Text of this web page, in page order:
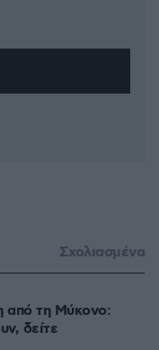
Σχολιασμένα
από τη Μύκονο:
δείτε